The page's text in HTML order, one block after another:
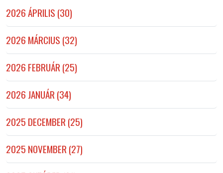
2026 ÁPRILIS (30)
2026 MÁRCIUS (32)
2026 FEBRUÁR (25)
2026 JANUÁR (34)
2025 DECEMBER (25)
2025 NOVEMBER (27)